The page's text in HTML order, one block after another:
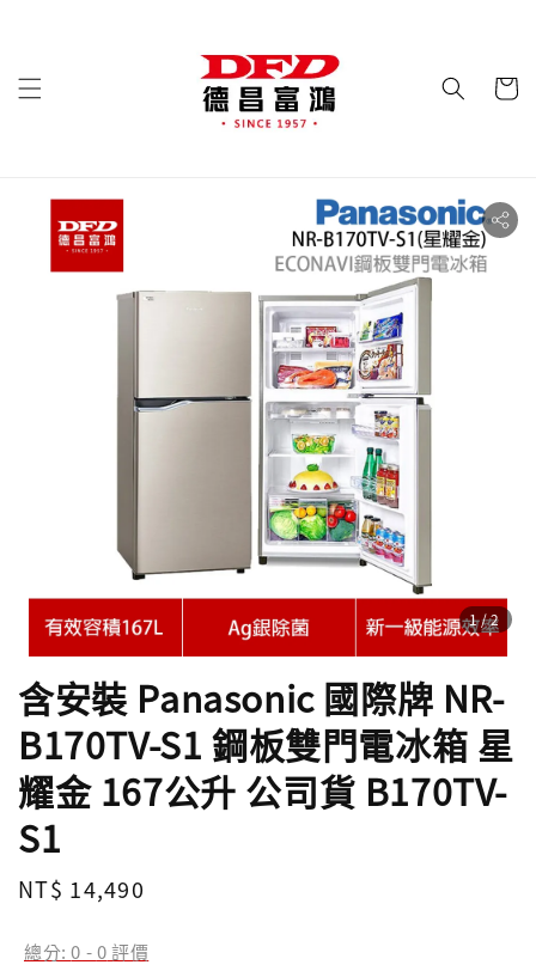
1/2
含安裝 Panasonic 國際牌 NR-
B170TV-S1 鋼板雙門電冰箱 星
耀金 167公升 公司貨 B170TV-
S1
Regular
NT$ 14,490
總分:0 -0評價